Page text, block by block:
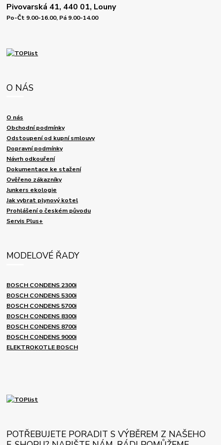
Pivovarská 41, 440 01, Louny
Po-Čt 9.00-16.00, Pá 9.00-14.00
O NÁS
O nás
Obchodní podmínky
Odstoupení od kupní smlouvy
Dopravní podmínky
Návrh odkouření
Dokumentace ke stažení
Ověřeno zákazníky
Junkers ekologie
Jak vybrat plynový kotel
Prohlášení o českém původu
Servis Plus+
MODELOVÉ ŘADY
BOSCH CONDENS 2300i
BOSCH CONDENS 5300i
BOSCH CONDENS 5700i
BOSCH CONDENS 8300i
BOSCH CONDENS 8700i
BOSCH CONDENS 9000i
ELEKTROKOTLE BOSCH
POTŘEBUJETE PORADIT S VÝBĚREM Z NAŠEHO